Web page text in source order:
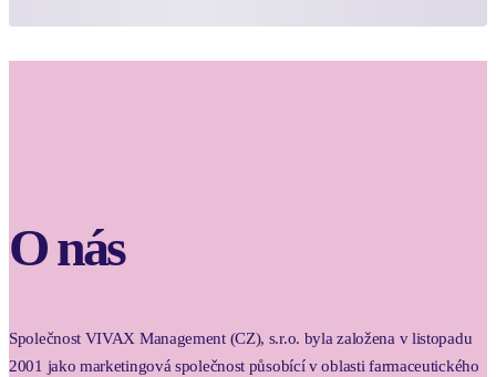
O nás
Společnost VIVAX Management (CZ), s.r.o. byla založena v listopadu
2001 jako marketingová společnost působící v oblasti farmaceutického